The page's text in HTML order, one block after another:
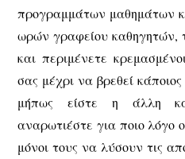
προγραμμάτων μαθημάτων
ωρών γραφείου καθηγητών,
και περιμένετε
σας μέχρι να βρεθεί
μήπως είστε η άλλη
αναρωτιέστε για ποιο λόγο
μόνοι τους να λύσουν τις